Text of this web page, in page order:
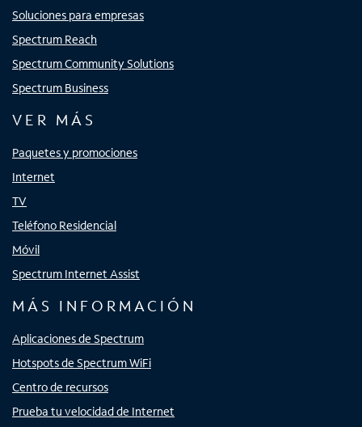
Soluciones para empresas
Spectrum Reach
Spectrum Community Solutions
Spectrum Business
VER MÁS
Paquetes y promociones
Internet
TV
Teléfono Residencial
Móvil
Spectrum Internet Assist
MÁS INFORMACIÓN
Aplicaciones de Spectrum
Hotspots de Spectrum WiFi
Centro de recursos
Prueba tu velocidad de Internet